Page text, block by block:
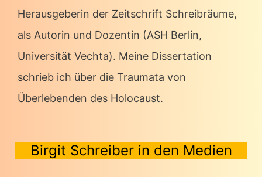
Herausgeberin der Zeitschrift Schreibräume,
als Autorin und Dozentin (ASH Berlin,
Universität Vechta). Meine Dissertation
schrieb ich über die Traumata von
Überlebenden des Holocaust.
Birgit Schreiber in den Medien